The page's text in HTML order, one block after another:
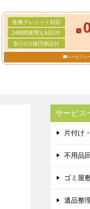
各種クレジット対応
24時間夜間も対応中
安心の1億円保証付
メールフォ
サービス
片付け
不用品
ゴミ屋
遺品整